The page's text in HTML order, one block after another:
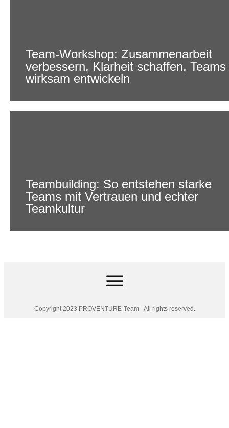
Team-Workshop: Zusammenarbeit
verbessern, Klarheit schaffen, Teams
wirksam entwickeln
Teambuilding: So entstehen starke
Teams mit Vertrauen und echter
Teamkultur
Copyright 2023 PROVENTURE-Team - All rights reserved.